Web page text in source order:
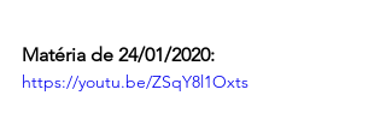
Matéria de 24/01/2020:
https://youtu.be/ZSqY8l1Oxts